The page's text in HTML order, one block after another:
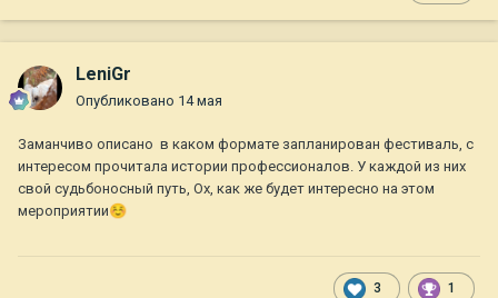
LeniGr
Опубликовано 14 мая
Заманчиво описано в каком формате запланирован фестиваль, с
интересом прочитала истории профессионалов. У каждой из них
свой судьбоносный путь, Ох, как же будет интересно на этом
мероприятии☺️
3 1